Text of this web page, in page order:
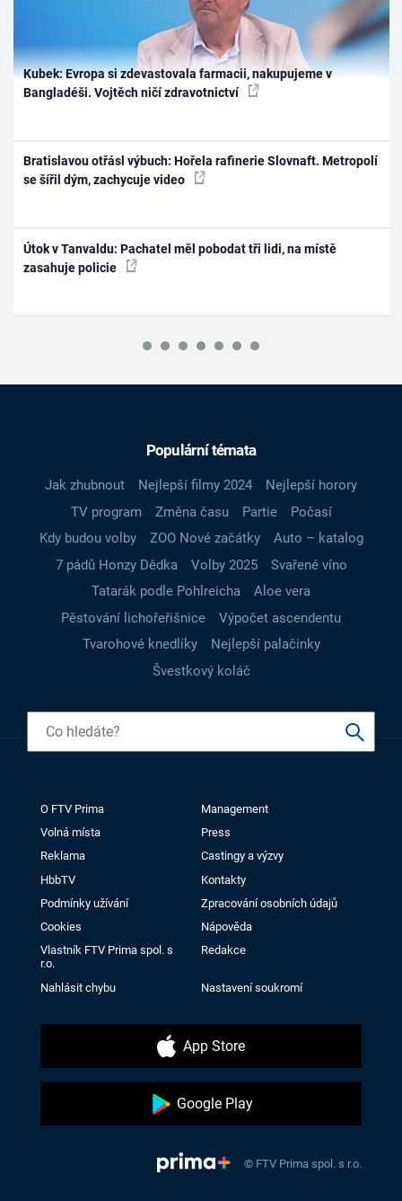
Kubek: Evropa si zdevastovala farmacii, nakupujeme v
Bangladéši. Vojtěch ničí zdravotnictví
Bratislavou otřásl výbuch: Hořela rafinerie Slovnaft. Metropolí
se šířil dým, zachycuje video
Útok v Tanvaldu: Pachatel měl pobodat tři lidi, na místě
zasahuje policie
Populární témata
Jak zhubnout Nejlepší filmy 2024
Nejlepší horory
TV program
Změna času Partie
Počasí
Kdy budou volby
ZOO Nové začátky
Auto – katalog
7 pádů Honzy Dědka
Volby 2025
Svařené víno
Tatarák podle Pohlreicha
Aloe vera
Pěstování lichořeřišnice
Výpočet ascendentu
Tvarohové knedlíky
Nejlepší palačinky
Švestkový koláč
O FTV Prima
Management
Volná místa
Press
Reklama
Castingy a výzvy
HbbTV
Kontakty
Podmínky užívání
Zpracování osobních údajů
Cookies
Nápověda
Vlastník FTV Prima spol. s
r.o.
Redakce
Nahlásit chybu Nastavení soukromí
App Store
Google Play
© FTV Prima spol. s r.o.